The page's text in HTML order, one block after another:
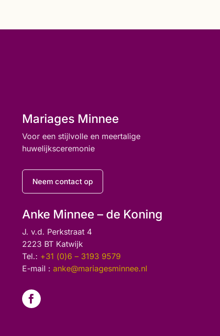
Mariages Minnee
Voor een stijlvolle en meertalige
huwelijksceremonie
Neem contact op
Anke Minnee – de Koning
J. v.d. Perkstraat 4
2223 BT Katwijk
Tel.: +31 (0)6 – 3193 9579
E-mail : anke@mariagesminnee.nl